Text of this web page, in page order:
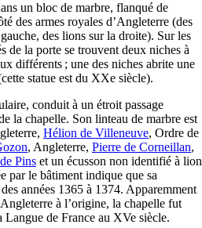
un bloc de marbre, flanqué de
des armes royales d’Angleterre (des
des lions sur la droite). Sur les
de la porte se trouvent deux niches à
différents ; une des niches abrite une
statue est du XXe siècle).
conduit à un étroit passage
la chapelle. Son linteau de marbre est
Hélion de Villeneuve, Ordre de
, Angleterre, Pierre de Corneillan,
Pins et un écusson non identifié à lion
par le bâtiment indique que sa
années 1365 à 1374. Apparemment
à l’origine, la chapelle fut
Langue de France au XVe siècle.